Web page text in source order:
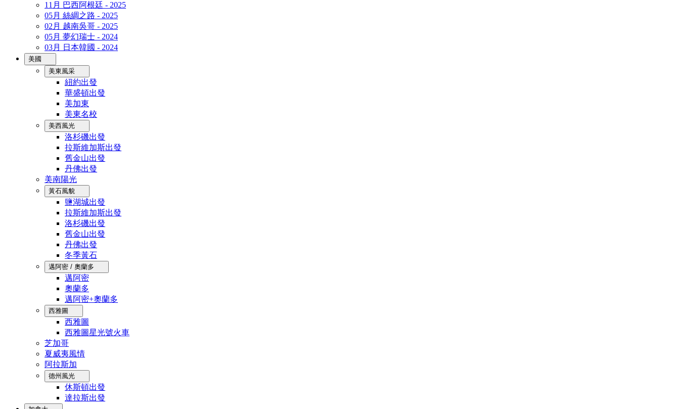
11月 巴西阿根廷 - 2025
05月 絲綢之路 - 2025
02月 越南吳哥 - 2025
05月 夢幻瑞士 - 2024
03月 日本韓國 - 2024
美國
美東風采
紐約出發
華盛頓出發
美加東
美東名校
美西風光
洛杉磯出發
拉斯維加斯出發
舊金山出發
丹佛出發
美南陽光
黃石風貌
鹽湖城出發
拉斯維加斯出發
洛杉磯出發
舊金山出發
丹佛出發
冬季黃石
邁阿密 / 奧蘭多
邁阿密
奧蘭多
邁阿密+奧蘭多
西雅圖
西雅圖
西雅圖星光號火車
芝加哥
夏威夷風情
阿拉斯加
德州風光
休斯頓出發
達拉斯出發